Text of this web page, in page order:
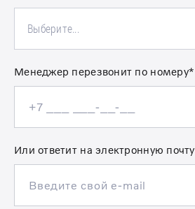
Выберите...
Менеджер перезвонит по номеру*
Или ответит на электронную почту